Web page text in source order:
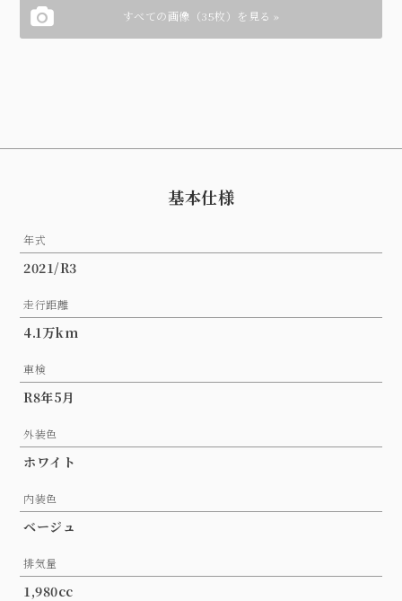
すべての画像（35枚）を見る »
基本仕様
年式
2021/R3
走行距離
4.1万km
車検
R8年5月
外装色
ホワイト
内装色
ベージュ
排気量
1,980cc